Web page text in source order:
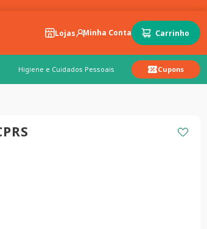
Lojas
Higiene e Cuidados Pessoais Cupons